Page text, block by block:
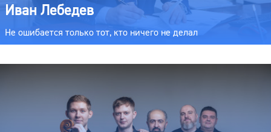
Иван Лебедев
Не ошибается только тот, кто ничего не делал